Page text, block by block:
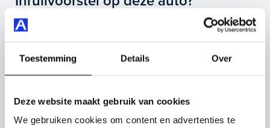
Toestemming Details Over
Deze website maakt gebruik van cookies
We gebruiken cookies om content en advertenties te
carplay/android auto, lichtmetalen velgen 16", r-line
exterieur en nog veel meer.
Je koopt hem voor € 23.945,- maar je kan deze
Volkswagen Polo ook bij ons financieren of leasen.
Maak snel een afspraak in de showroom of bestel hem
Vul hier je gegevens in en vergeet niet foto's van je